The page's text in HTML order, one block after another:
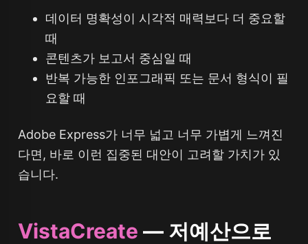
데이터 명확성이 시각적 매력보다 더 중요할
때
콘텐츠가 보고서 중심일 때
반복 가능한 인포그래픽 또는 문서 형식이 필
요할 때
Adobe Express가 너무 넓고 너무 가볍게 느껴진
다면, 바로 이런 집중된 대안이 고려할 가치가 있
습니다.
VistaCreate — 저예산으로